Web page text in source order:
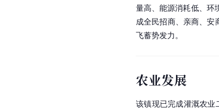
量高、能源消耗低、环
成全民招商、亲商、
飞蓄势发力。
农业发展
该镇现已完成灌溉农业